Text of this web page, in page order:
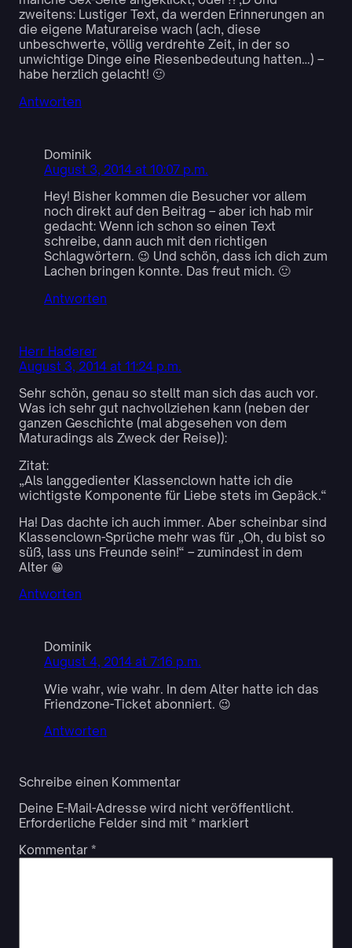
zweitens: Lustiger Text, da werden Erinnerungen an
die eigene Maturareise wach (ach, diese
unbeschwerte, völlig verdrehte Zeit, in der so
unwichtige Dinge eine Riesenbedeutung hatten…) –
habe herzlich gelacht! 🙂
Antworten
Dominik
August 3, 2014 at 10:07 p.m.
Hey! Bisher kommen die Besucher vor allem
noch direkt auf den Beitrag – aber ich hab mir
gedacht: Wenn ich schon so einen Text
schreibe, dann auch mit den richtigen
Schlagwörtern. 😉 Und schön, dass ich dich zum
Lachen bringen konnte. Das freut mich. 🙂
Antworten
Herr Haderer
August 3, 2014 at 11:24 p.m.
Sehr schön, genau so stellt man sich das auch vor.
Was ich sehr gut nachvollziehen kann (neben der
ganzen Geschichte (mal abgesehen von dem
Maturadings als Zweck der Reise)):
Zitat:
„Als langgedienter Klassenclown hatte ich die
wichtigste Komponente für Liebe stets im Gepäck.“
Ha! Das dachte ich auch immer. Aber scheinbar sind
Klassenclown-Sprüche mehr was für „Oh, du bist so
süß, lass uns Freunde sein!“ – zumindest in dem
Alter 😀
Antworten
Dominik
August 4, 2014 at 7:16 p.m.
Wie wahr, wie wahr. In dem Alter hatte ich das
Friendzone-Ticket abonniert. 😉
Antworten
Schreibe einen Kommentar
Deine E-Mail-Adresse wird nicht veröffentlicht.
Erforderliche Felder sind mit * markiert
Kommentar *